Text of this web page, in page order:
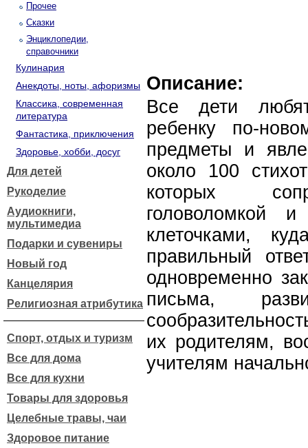
Прочее
Сказки
Энциклопедии,
справочники
Кулинария
Анекдоты, ноты, афоризмы
Классика, современная
литература
Фантастика, приключения
Здоровье, хобби, досуг
Для детей
Рукоделие
Аудиокниги,
мультимедиа
Подарки и сувениры
Новый год
Канцелярия
Религиозная атрибутика
Спорт, отдых и туризм
Все для дома
Все для кухни
Товары для здоровья
Целебные травы, чаи
Здоровое питание
Описание:
Все дети
ребенку по-
предметы и
около 100
которых
головоломкой
клеточками,
правильный
одновременно
письма,
их родителям,
учителям